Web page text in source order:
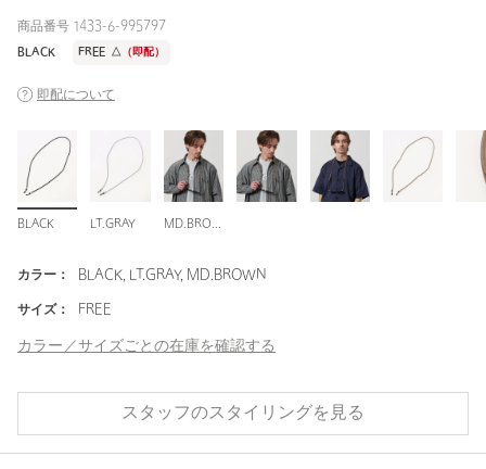
商品番号 1433-6-995797
BLACK FREE △ （即配）
即配について
BLACK LT.GRAY
カラー： BLACK, LT.GRAY, MD.BROWN
サイズ： FREE
カラー／サイズごとの在庫を確認する
スタッフのスタイリングを見る